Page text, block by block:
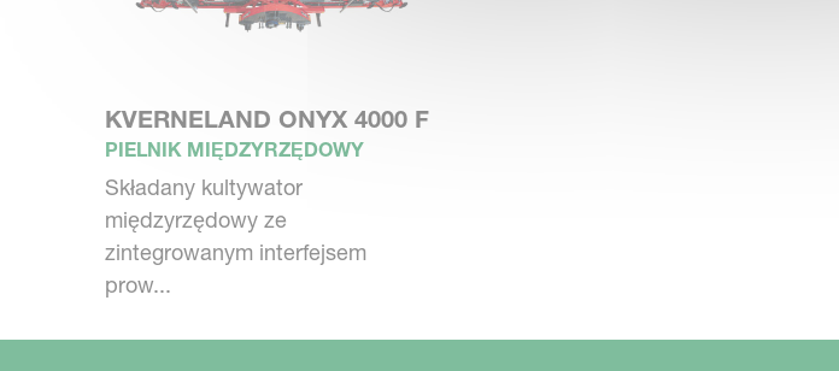
KVERNELAND ONYX 4000 F
PIELNIK MIĘDZYRZĘDOWY
Składany kultywator
międzyrzędowy ze
zintegrowanym interfejsem
prow...